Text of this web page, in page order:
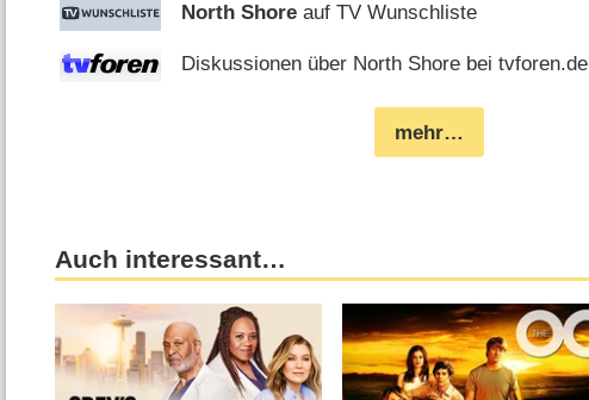
North Shore auf TV Wunschliste
Diskussionen über North Shore bei tvforen.de
mehr…
Auch interessant…